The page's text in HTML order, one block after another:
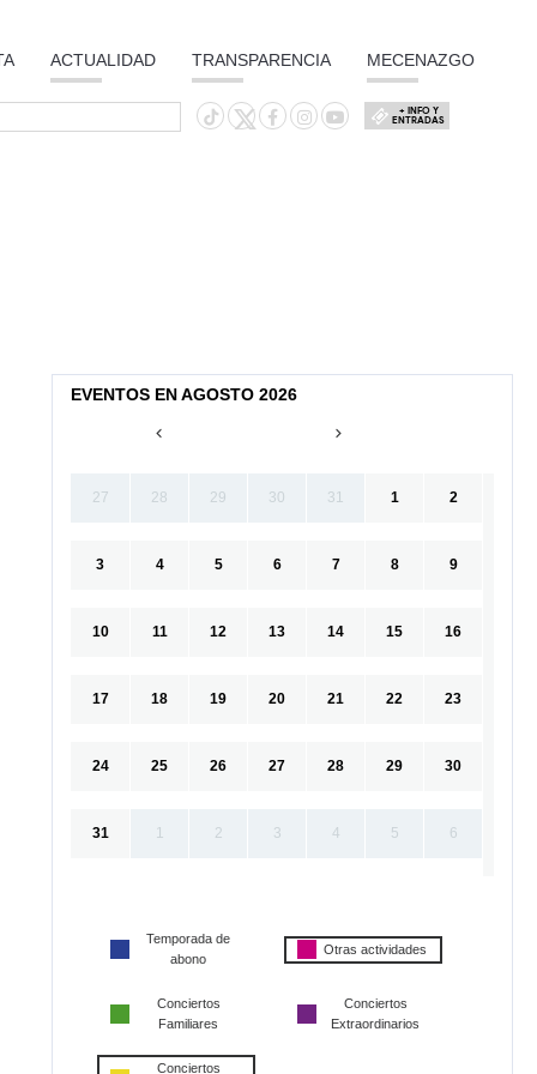
ACTUALIDAD TRANSPARENCIA MECENAZGO
+ INFO Y
ENTRADAS
EVENTOS EN AGOSTO 2026
27 28 29 30 31 1 2
3 4 5 6 7 8 9
10 11 12 13 14 15 16
17 18 19 20 21 22 23
24 25 26 27 28 29 30
31 1 2 3 4 5 6
Temporada de
abono
Otras actividades
Conciertos
Familiares
Conciertos
Extraordinarios
Conciertos